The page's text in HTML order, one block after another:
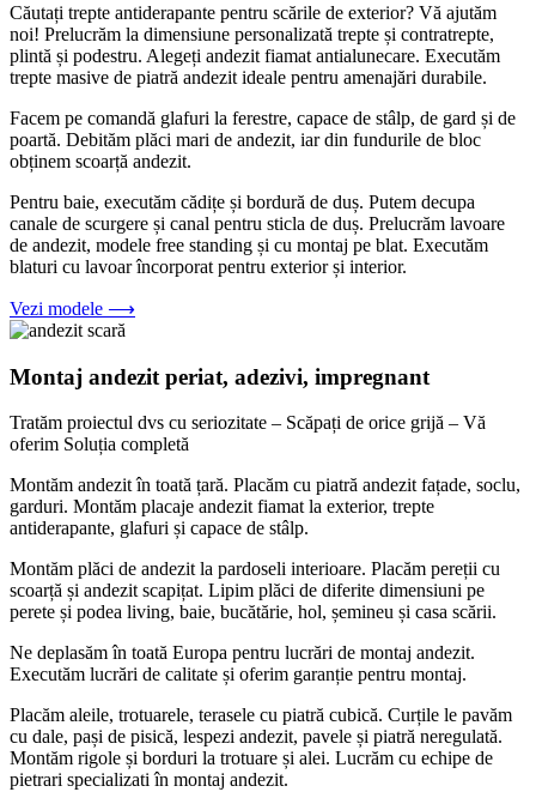
Căutați trepte antiderapante pentru scările de exterior? Vă ajutăm
noi! Prelucrăm la dimensiune personalizată trepte și contratrepte,
plintă și podestru. Alegeți andezit fiamat antialunecare. Executăm
trepte masive de piatră andezit ideale pentru amenajări durabile.
Facem pe comandă glafuri la ferestre, capace de stâlp, de gard și de
poartă. Debităm plăci mari de andezit, iar din fundurile de bloc
obținem scoarță andezit.
Pentru baie, executăm cădițe și bordură de duș. Putem decupa
canale de scurgere și canal pentru sticla de duș. Prelucrăm lavoare
de andezit, modele free standing și cu montaj pe blat. Executăm
blaturi cu lavoar încorporat pentru exterior și interior.
Vezi modele ⟶
Montaj andezit periat, adezivi, impregnant
Tratăm proiectul dvs cu seriozitate – Scăpați de orice grijă – Vă
oferim Soluția completă
Montăm andezit în toată țară. Placăm cu piatră andezit fațade, soclu,
garduri. Montăm placaje andezit fiamat la exterior, trepte
antiderapante, glafuri și capace de stâlp.
Montăm plăci de andezit la pardoseli interioare. Placăm pereții cu
scoarță și andezit scapițat. Lipim plăci de diferite dimensiuni pe
perete și podea living, baie, bucătărie, hol, șemineu și casa scării.
Ne deplasăm în toată Europa pentru lucrări de montaj andezit.
Executăm lucrări de calitate și oferim garanție pentru montaj.
Placăm aleile, trotuarele, terasele cu piatră cubică. Curțile le pavăm
cu dale, pași de pisică, lespezi andezit, pavele și piatră neregulată.
Montăm rigole și borduri la trotuare și alei. Lucrăm cu echipe de
pietrari specializati în montaj andezit.